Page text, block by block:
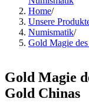
Home/
Unsere
Numismatik/
Gold Magie
Gold Magie
Gold Chinas